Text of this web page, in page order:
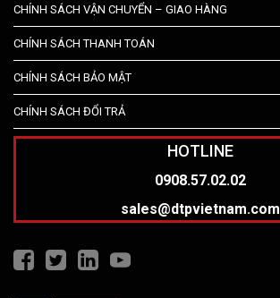
CHÍNH SÁCH VẬN CHUYỂN – GIAO HÀNG
CHÍNH SÁCH THANH TOÁN
CHÍNH SÁCH BẢO MẬT
CHÍNH SÁCH ĐỔI TRẢ
HOTLINE
0908.57.02.02
sales@dtpvietnam.com